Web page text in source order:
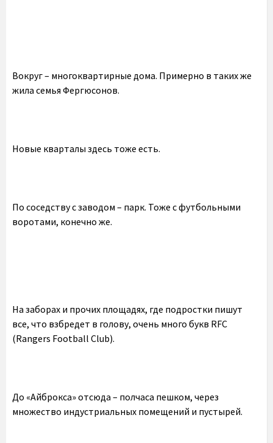
Вокруг – многоквартирные дома. Примерно в таких же
жила семья Фергюсонов.
Новые кварталы здесь тоже есть.
По соседству с заводом – парк. Тоже с футбольными
воротами, конечно же.
На заборах и прочих площадях, где подростки пишут
все, что взбредет в голову, очень много букв RFC
(Rangers Football Club).
До «Айброкса» отсюда – полчаса пешком, через
множество индустриальных помещений и пустырей.